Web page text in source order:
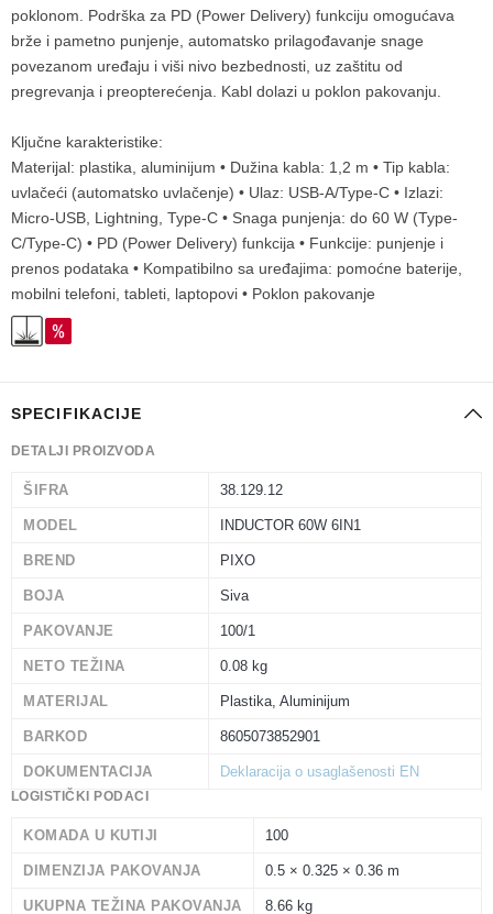
poklonom. Podrška za PD (Power Delivery) funkciju omogućava
brže i pametno punjenje, automatsko prilagođavanje snage
povezanom uređaju i viši nivo bezbednosti, uz zaštitu od
pregrevanja i preopterećenja. Kabl dolazi u poklon pakovanju.
Ključne karakteristike:
Materijal: plastika, aluminijum • Dužina kabla: 1,2 m • Tip kabla:
uvlačeći (automatsko uvlačenje) • Ulaz: USB-A/Type-C • Izlazi:
Micro-USB, Lightning, Type-C • Snaga punjenja: do 60 W (Type-
C/Type-C) • PD (Power Delivery) funkcija • Funkcije: punjenje i
prenos podataka • Kompatibilno sa uređajima: pomoćne baterije,
mobilni telefoni, tableti, laptopovi • Poklon pakovanje
SPECIFIKACIJE
DETALJI PROIZVODA
ŠIFRA 38.129.12
MODEL INDUCTOR 60W 6IN1
BREND PIXO
BOJA Siva
PAKOVANJE 100/1
NETO TEŽINA 0.08 kg
MATERIJAL Plastika, Aluminijum
BARKOD 8605073852901
DOKUMENTACIJA Deklaracija o usaglašenosti EN
LOGISTIČKI PODACI
KOMADA U KUTIJI 100
DIMENZIJA PAKOVANJA 0.5 × 0.325 × 0.36 m
UKUPNA TEŽINA PAKOVANJA 8.66 kg